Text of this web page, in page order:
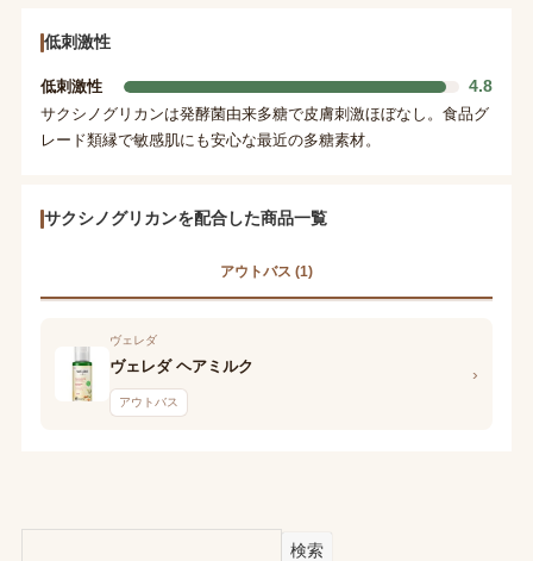
低刺激性
低刺激性 4.8
サクシノグリカンは発酵菌由来多糖で皮膚刺激ほぼなし。食品グ
レード類縁で敏感肌にも安心な最近の多糖素材。
サクシノグリカンを配合した商品一覧
アウトバス (1)
ヴェレダ
ヴェレダ ヘアミルク
アウトバス
›
検索